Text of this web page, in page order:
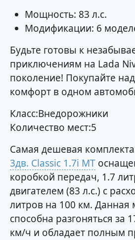
Мощность: 83 л.с.
Модификации: 6
Будьте готовы к
приключениям на Lada
поколение! Покупайте
комфорт в одном
Класс:Внедорожники
Количество мест:5
Самая дешевая
3дв. Classic 1.7i MT
коробкой передач, 1.7
двигателем (83 л.с.) с
литров на 100 км. Данная
способна разгоняться за
км/ч и обладает полным